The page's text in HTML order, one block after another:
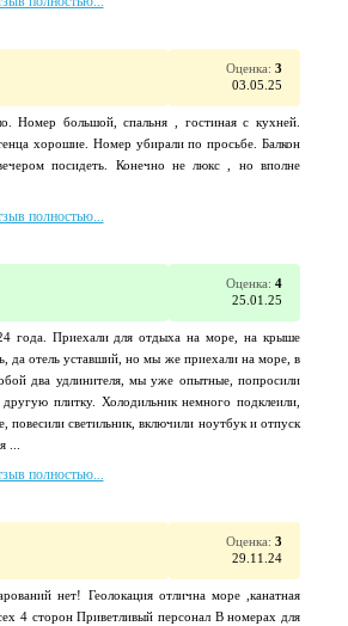
Оценка: 3
03.05.25
Номер большой, спальня , гостиная с кухней.
хорошие. Номер убирали по просьбе. Балкон
посидеть. Конечно не люкс , но вполне
полностью...
Оценка: 4
25.01.25
года. Приехали для отдыха на море, на крыше
да отель уставший, но мы же приехали на море, в
два удлинителя, мы уже опытные, попросили
плитку. Холодильник немного подклеили,
повесили светильник, включили ноутбук и отпуск
...
полностью...
Оценка: 3
29.11.24
нет! Геолокация отлична море ,канатная
4 сторон Приветливый персонал В номерах для